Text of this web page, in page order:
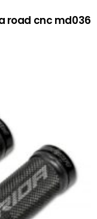
road cnc md036